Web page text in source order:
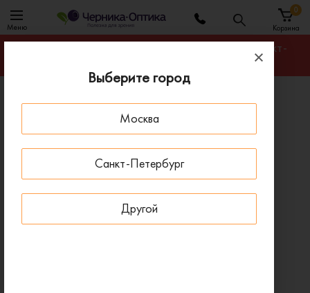
Выберите город
Москва
Санкт-Петербург
Другой
Меню Корзина
0
Гарантируем лучшую цену на любую оправу в Санкт-
Главная
Оправы для очков
Оправа BLANCIA BC 400 C2
- 30 % ДО 15 АВГУСТА